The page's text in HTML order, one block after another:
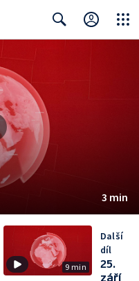
3 min
9 min
Další
díl
25.
září